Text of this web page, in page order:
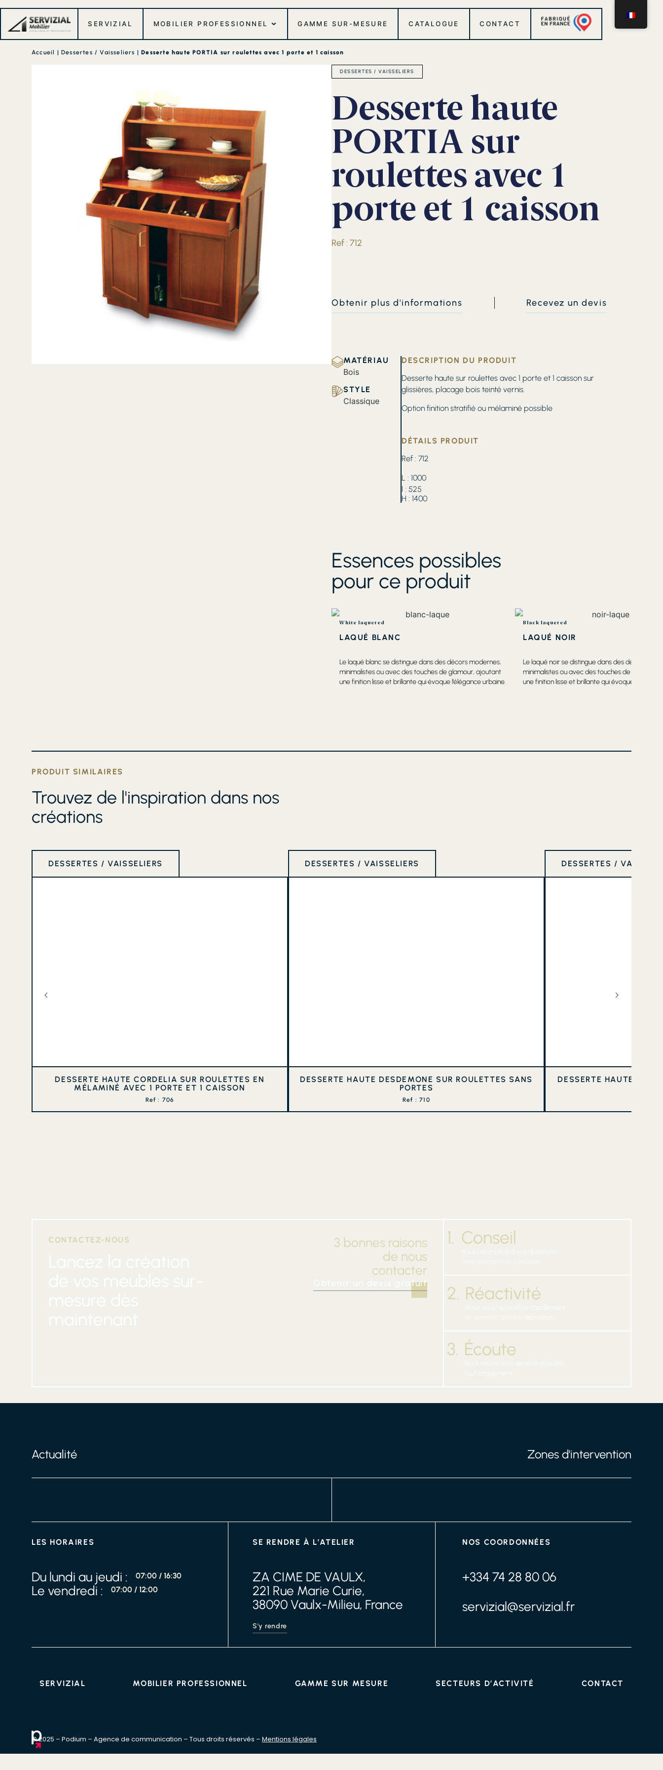
SERVIZIAL MOBILIER PROFESSIONNEL GAMME SUR-MESURE CATALOGUE CONTACT
Accueil |Dessertes / Vaisseliers |Desserte haute PORTIA sur roulettes avec 1 porte et 1 caisson
DESSERTES / VAISSELIERS
Desserte haute
PORTIA sur
roulettes avec 1
porte et 1 caisson
Ref : 712
Obtenir plus d'informations Recevez un devis
MATÉRIAU
Bois
STYLE
Classique
DESCRIPTION DU PRODUIT
Desserte haute sur roulettes avec 1 porte et 1 caisson sur
glissières, placage bois teinté vernis.
Option finition stratifié ou mélaminé possible
DÉTAILS PRODUIT
Ref : 712
L : 1000
l : 525
H : 1400
Essences possibles
pour ce produit
White laquered
LAQUÉ BLANC
Le laqué blanc se distingue dans des décors modernes,
minimalistes ou avec des touches de glamour, ajoutant
une finition lisse et brillante qui évoque l’élégance urbaine.
Black laquered
LAQUÉ NOIR
Le laqué noir se distingue dans des décors
minimalistes ou avec des touches de glamour,
une finition lisse et brillante qui évoque
PRODUIT SIMILAIRES
Trouvez de l'inspiration dans nos
créations
DESSERTES / VAISSELIERS
DESSERTE HAUTE CORDELIA SUR ROULETTES EN
MÉLAMINÉ AVEC 1 PORTE ET 1 CAISSON
Ref : 706
DESSERTES / VAISSELIERS
DESSERTE HAUTE DESDEMONE SUR ROULETTES SANS
PORTES
Ref : 710
DESSERTES /
DESSERTE HAUTE ET
CONTACTEZ-NOUS
3 bonnes raisons
de nous
contacter
Obtenir un devis gratuit
1. Conseil
2. Réactivité
3. Écoute
Actualité Zones d'intervention
LES HORAIRES
Du lundi au jeudi : 07:00 / 16:30
Le vendredi : 07:00 / 12:00
SE RENDRE À L’ATELIER
ZA CIME DE VAULX,
221 Rue Marie Curie,
38090 Vaulx-Milieu, France
S'y rendre
NOS COORDONNÉES
+334 74 28 80 06
servizial@servizial.fr
SERVIZIAL MOBILIER PROFESSIONNEL GAMME SUR MESURE SECTEURS D’ACTIVITÉ CONTACT
© 2025 – Podium – Agence de communication – Tous droits réservés – Mentions légales